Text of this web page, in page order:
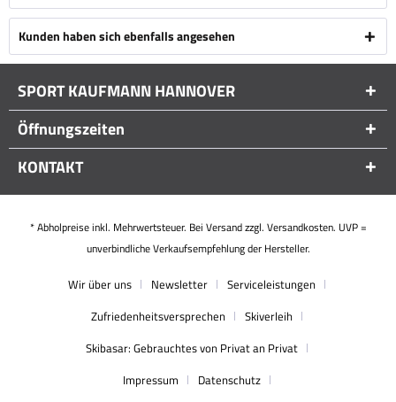
Kunden haben sich ebenfalls angesehen
SPORT KAUFMANN HANNOVER
Öffnungszeiten
KONTAKT
* Abholpreise inkl. Mehrwertsteuer. Bei Versand zzgl. Versandkosten. UVP =
unverbindliche Verkaufsempfehlung der Hersteller.
Wir über uns Newsletter
Serviceleistungen
Zufriedenheitsversprechen
Skiverleih
Skibasar: Gebrauchtes von Privat an Privat
Impressum
Datenschutz